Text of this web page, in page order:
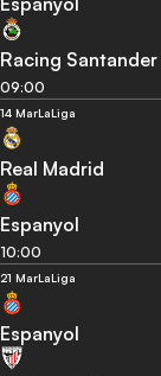
Racing Santander
09:00
14 MarLaLiga
Real Madrid
Espanyol
10:00
21 MarLaLiga
Espanyol